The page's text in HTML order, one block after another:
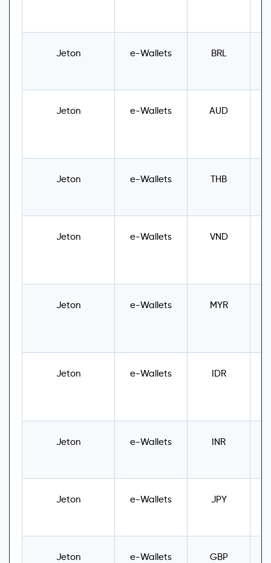
Jeton e-Wallets BRL
Jeton e-Wallets AUD
Jeton e-Wallets THB
Jeton e-Wallets VND
Jeton e-Wallets MYR
Jeton e-Wallets IDR
Jeton e-Wallets INR
Jeton e-Wallets JPY
Jeton e-Wallets GBP